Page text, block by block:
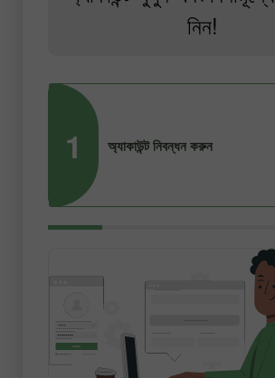
নিন!
1 অ্যাকাউন্ট নিবন্ধন করুন